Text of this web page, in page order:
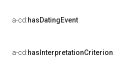
a-cd:hasDatingEvent
a-cd:hasInterpretationCriterion